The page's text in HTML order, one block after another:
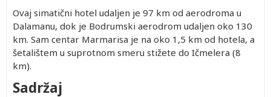
Ovaj simatični hotel udaljen je 97 km od aerodroma u
Dalamanu, dok je Bodrumski aerodrom udaljen oko 130
km. Sam centar Marmarisa je na oko 1,5 km od hotela, a
šetalištem u suprotnom smeru stižete do Ičmelera (8
km).
Sadržaj